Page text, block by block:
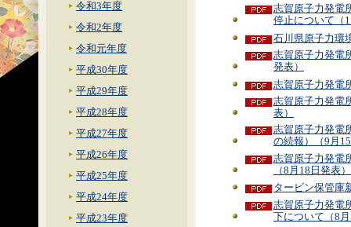
令和3年度
令和2年度
令和元年度
平成30年度
平成29年度
平成28年度
平成27年度
平成26年度
平成25年度
平成24年度
平成23年度
志賀原子力発電
停止について（
石川県原子力環
志賀原子力発電
発表）
志賀原子力発電
志賀原子力発電
表）
志賀原子力発電
の続報）（9月
志賀原子力発電
（8月18日発表）
タービン保管庫
志賀原子力発電
下について（8